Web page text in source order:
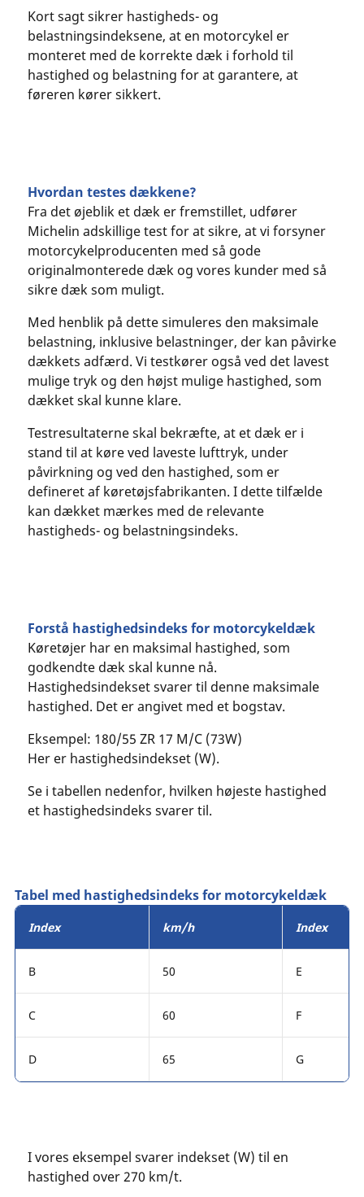
Kort sagt sikrer hastigheds- og
belastningsindeksene, at en motorcykel er
monteret med de korrekte dæk i forhold til
hastighed og belastning for at garantere, at
føreren kører sikkert.
Hvordan testes dækkene?
Fra det øjeblik et dæk er fremstillet, udfører
Michelin adskillige test for at sikre, at vi forsyner
motorcykelproducenten med så gode
originalmonterede dæk og vores kunder med så
sikre dæk som muligt.
Med henblik på dette simuleres den maksimale
belastning, inklusive belastninger, der kan påvirke
dækkets adfærd. Vi testkører også ved det lavest
mulige tryk og den højst mulige hastighed, som
dækket skal kunne klare.
Testresultaterne skal bekræfte, at et dæk er i
stand til at køre ved laveste lufttryk, under
påvirkning og ved den hastighed, som er
defineret af køretøjsfabrikanten. I dette tilfælde
kan dækket mærkes med de relevante
hastigheds- og belastningsindeks.
Forstå hastighedsindeks for motorcykeldæk
Køretøjer har en maksimal hastighed, som
godkendte dæk skal kunne nå.
Hastighedsindekset svarer til denne maksimale
hastighed. Det er angivet med et bogstav.
Eksempel: 180/55 ZR 17 M/C (73W)
Her er hastighedsindekset (W).
Se i tabellen nedenfor, hvilken højeste hastighed
et hastighedsindeks svarer til.
Tabel med hastighedsindeks for motorcykeldæk
Index km/h Index
B 50 E
C 60 F
D 65 G
I vores eksempel svarer indekset (W) til en
hastighed over 270 km/t.